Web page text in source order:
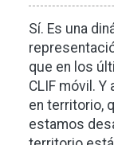
Sí. Es una
que en los
CLIF móvil.
en territorio,
estamos